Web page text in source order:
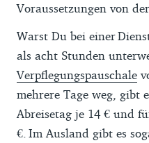
Voraussetzungen von
Warst Du bei einer
als acht Stunden
Verpflegungspauschale
mehrere Tage weg, gibt
Abreisetag je 14 € und
€. Im Ausland gibt es